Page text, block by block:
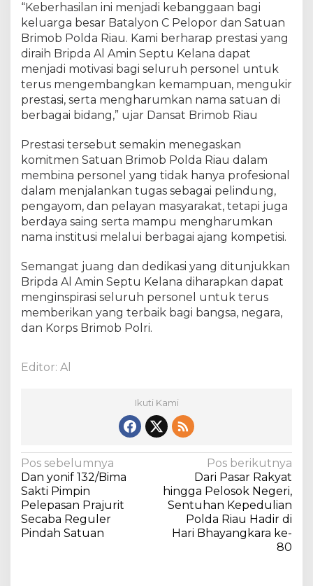
i
a
u
d
i
m
u
N
a
t
o
n
a
a
e
k
w
o
m
i
o
n
h
“Keberhasilan ini menjadi kebanggaan bagi
keluarga besar Batalyon C Pelopor dan Satuan
Brimob Polda Riau. Kami berharap prestasi yang
diraih Bripda Al Amin Septu Kelana dapat
menjadi motivasi bagi seluruh personel untuk
terus mengembangkan kemampuan, mengukir
prestasi, serta mengharumkan nama satuan di
berbagai bidang,” ujar Dansat Brimob Riau
Prestasi tersebut semakin menegaskan
komitmen Satuan Brimob Polda Riau dalam
membina personel yang tidak hanya profesional
dalam menjalankan tugas sebagai pelindung,
pengayom, dan pelayan masyarakat, tetapi juga
berdaya saing serta mampu mengharumkan
nama institusi melalui berbagai ajang kompetisi.
Semangat juang dan dedikasi yang ditunjukkan
Bripda Al Amin Septu Kelana diharapkan dapat
menginspirasi seluruh personel untuk terus
memberikan yang terbaik bagi bangsa, negara,
dan Korps Brimob Polri.
Editor: Al
Ikuti Kami
N
a
v
i
Pos sebelumnya
Dan yonif 132/Bima
Sakti Pimpin
Pelepasan Prajurit
Secaba Reguler
Pindah Satuan
Pos berikutnya
Dari Pasar Rakyat
hingga Pelosok Negeri,
Sentuhan Kepedulian
Polda Riau Hadir di
Hari Bhayangkara ke-
80